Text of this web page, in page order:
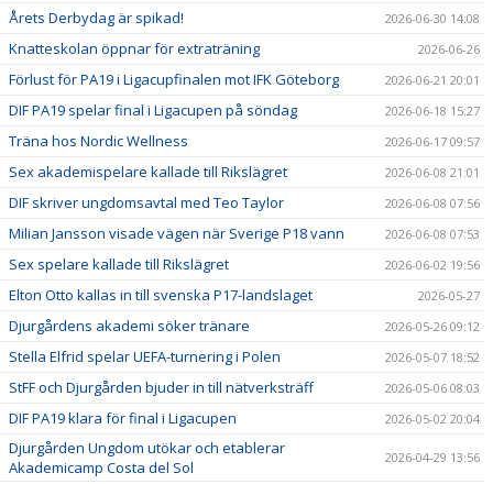
Årets Derbydag är spikad! 2026-06-30 14:08
Knatteskolan öppnar för extraträning 2026-06-26
Förlust för PA19 i Ligacupfinalen mot IFK Göteborg 2026-06-21 20:01
DIF PA19 spelar final i Ligacupen på söndag 2026-06-18 15:27
Träna hos Nordic Wellness 2026-06-17 09:57
Sex akademispelare kallade till Rikslägret 2026-06-08 21:01
DIF skriver ungdomsavtal med Teo Taylor 2026-06-08 07:56
Milian Jansson visade vägen när Sverige P18 vann 2026-06-08 07:53
Sex spelare kallade till Rikslägret 2026-06-02 19:56
Elton Otto kallas in till svenska P17-landslaget 2026-05-27
Djurgårdens akademi söker tränare 2026-05-26 09:12
Stella Elfrid spelar UEFA-turnering i Polen 2026-05-07 18:52
StFF och Djurgården bjuder in till nätverksträff 2026-05-06 08:03
DIF PA19 klara för final i Ligacupen 2026-05-02 20:04
Djurgården Ungdom utökar och etablerar
Akademicamp Costa del Sol
2026-04-29 13:56